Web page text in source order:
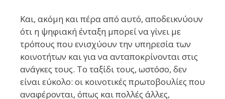
Και, ακόμη και πέρα ​​από αυτό, αποδεικνύουν
ότι η ψηφιακή ένταξη μπορεί να γίνει με
τρόπους που ενισχύουν την υπηρεσία των
κοινοτήτων και για να ανταποκρίνονται στις
ανάγκες τους. Το ταξίδι τους, ωστόσο, δεν
είναι εύκολο: οι κοινοτικές πρωτοβουλίες που
αναφέρονται, όπως και πολλές άλλες,